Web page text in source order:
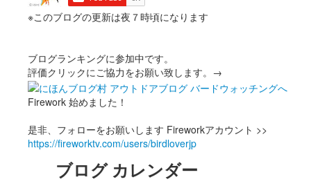
※このブログの更新は夜７時頃になります
ブログランキングに参加中です。
評価クリックにご協力をお願い致します。→
Firework 始めました！
是非、フォローをお願いします Fireworkアカウント >>
https://fireworktv.com/users/birdloverjp
ブログ カレンダー